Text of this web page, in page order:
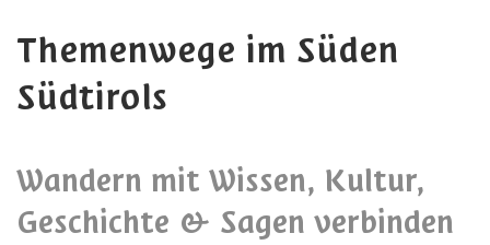
Themenwege im Süden
Südtirols
Wandern mit Wissen, Kultur,
Geschichte & Sagen verbinden